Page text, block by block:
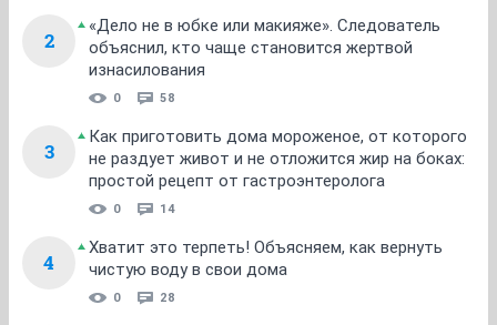
2
«Дело не в юбке или макияже». Следователь
объяснил, кто чаще становится жертвой
изнасилования
0 58
3
Как приготовить дома мороженое, от которого
не раздует живот и не отложится жир на боках:
простой рецепт от гастроэнтеролога
0 14
4
Хватит это терпеть! Объясняем, как вернуть
чистую воду в свои дома
0 28